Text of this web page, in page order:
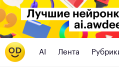
AI Лента